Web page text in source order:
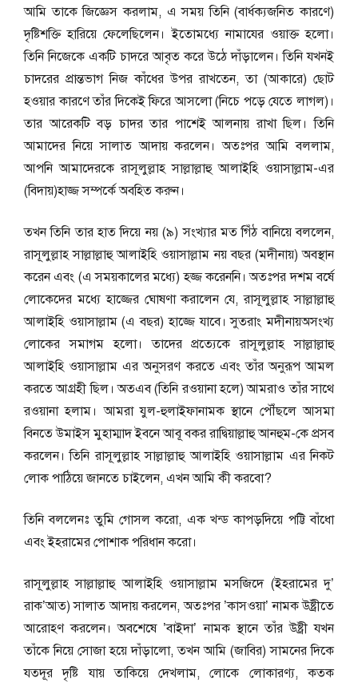
আমি তাকে জিজ্ঞেস করলাম, এ সময় তিনি (বার্ধক্যজনিত কারণে)
দৃষ্টিশক্তি হারিয়ে ফেলেছিলেন। ইতোমধ্যে নামাযের ওয়াক্ত হলো।
তিনি নিজেকে একটি চাদরে আবৃত করে উঠে দাঁড়ালেন। তিনি যখনই
চাদরের প্রান্তভাগ নিজ কাঁধের উপর রাখতেন, তা (আকারে) ছোট
হওয়ার কারণে তাঁর দিকেই ফিরে আসলো (নিচে পড়ে যেতে লাগল)।
তার আরেকটি বড় চাদর তার পাশেই আলনায় রাখা ছিল। তিনি
আমাদের নিয়ে সালাত আদায় করলেন। অতঃপর আমি বললাম,
আপনি আমাদেরকে রাসূলুল্লাহ সাল্লাল্লাহু আলাইহি ওয়াসা্ল্লাম-এর
(বিদায়)হাজ্জ সম্পর্কে অবহিত করুন।
তখন তিনি তার হাত দিয়ে নয় (৯) সংখ্যার মত গিঁঠ বানিয়ে বললেন,
রাসূলুল্লাহ সাল্লাল্লাহু আলাইহি ওয়াসাল্লাম নয় বছর (মদীনায়) অবস্থান
করেন এবং (এ সময়কালের মধ্যে) হজ্জ করেননি। অতঃপর দশম বর্ষে
লোকেদের মধ্যে হাজ্জের ঘোষণা করালেন যে, রাসূলুল্লাহ সাল্লাল্লাহু
আলাইহি ওয়াসাল্লাম (এ বছর) হাজ্জে যাবে। সুতরাং মদীনায়অসংখ্য
লোকের সমাগম হলো। তাদের প্রত্যেকে রাসূলুল্লাহ সাল্লাল্লাহু
আলাইহি ওয়াসাল্লাম এর অনুসরণ করতে এবং তাঁর অনুরূপ আমল
করতে আগ্রহী ছিল। অতএব (তিনি রওয়ানা হলে) আমরাও তাঁর সাথে
রওয়ানা হলাম। আমরা যুল-হুলাইফানামক স্থানে পৌঁছলে আসমা
বিনতে উমাইস মুহাম্মাদ ইবনে আবূ বকর রাদ্বিয়াল্লাহু আনহুম-কে প্রসব
করলেন। তিনি রাসূলুল্লাহ সাল্লাল্লাহু আলাইহি ওয়াসাল্লাম এর নিকট
লোক পাঠিয়ে জানতে চাইলেন, এখন আমি কী করবো?
তিনি বললেনঃ তুমি গোসল করো, এক খন্ড কাপড়দিয়ে পট্টি বাঁধো
এবং ইহরামের পোশাক পরিধান করো।
রাসূলুল্লাহ সাল্লাল্লাহু আলাইহি ওয়াসাল্লাম মসজিদে (ইহরামের দু’
রাক’আত) সালাত আদায় করলেন, অতঃপর ’কাসওয়া’ নামক উষ্ট্রীতে
আরোহণ করলেন। অবশেষে ’বাইদা’ নামক স্থানে তাঁর উষ্ট্রী যখন
তাঁকে নিয়ে সোজা হয়ে দাঁড়ালো, তখন আমি (জাবির) সামনের দিকে
যতদূর দৃষ্টি যায় তাকিয়ে দেখলাম, লোকে লোকারণ্য, কতক